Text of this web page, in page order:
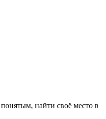
найти своё место в